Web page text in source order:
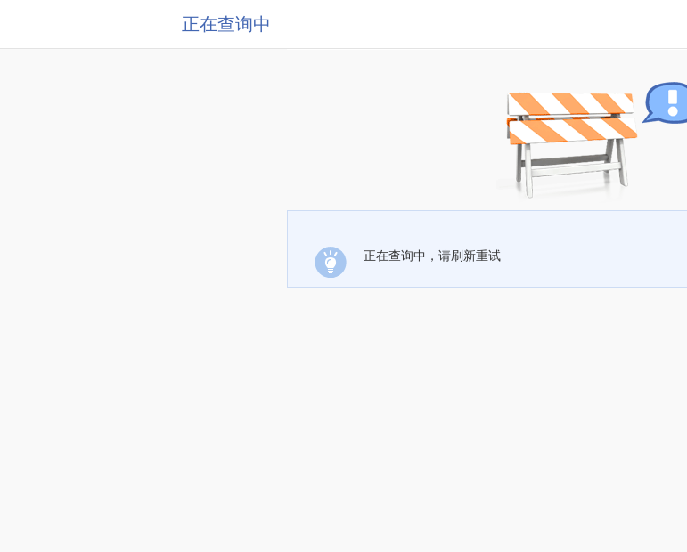
正在查询中
正在查询中，请刷新重试